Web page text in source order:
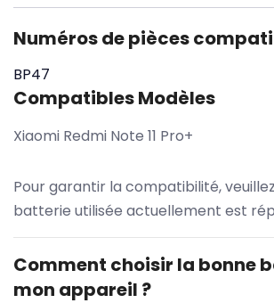
Numéros de pièces
BP47
Compatibles Modèles
Xiaomi Redmi Note 11 Pro+
Pour garantir la compatibilité,
batterie utilisée actuellement est
Comment choisir la bonne
mon appareil ?